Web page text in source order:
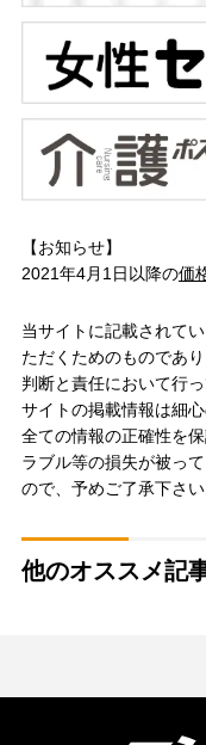
【お知らせ】
2021年4月1日以降の価
当サイトに記載されて
ただくためのものであ
判断と責任において行
サイトの掲載情報は細
全ての情報の正確性を
ラブル等の損失が被っ
ので、予めご了承下さい
他のオススメ記